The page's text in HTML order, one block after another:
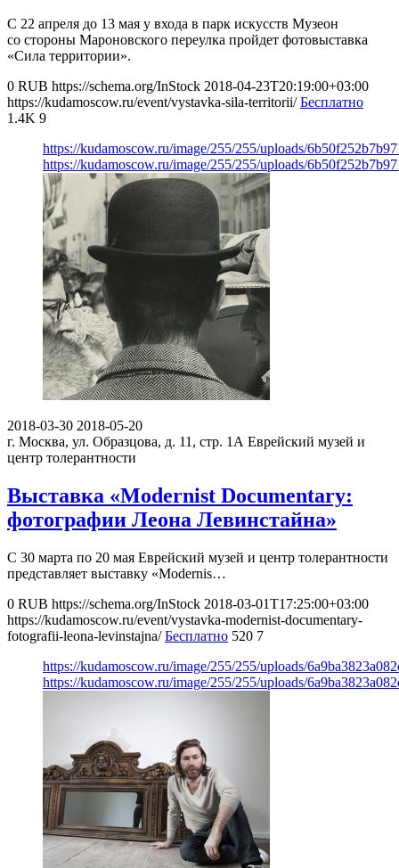
С 22 апреля до 13 мая у входа в парк искусств Музеон
со стороны Мароновского переулка пройдет фотовыставка
«Сила территории».
0 RUB https://schema.org/InStock 2018-04-23T20:19:00+03:00
https://kudamoscow.ru/event/vystavka-sila-territorii/ Бесплатно
1.4K 9
https://kudamoscow.ru/image/255/255/uploads/
https://kudamoscow.ru/image/255/255/uploads/
2018-03-30 2018-05-20
г. Москва, ул. Образцова, д. 11, стр. 1А Еврейский музей и
центр толерантности
Выставка «Modernist Documentary:
фотографии Леона Левинстайна»
С 30 марта по 20 мая Еврейский музей и центр толерантности
представляет выставку «Modernis…
0 RUB https://schema.org/InStock 2018-03-01T17:25:00+03:00
https://kudamoscow.ru/event/vystavka-modernist-documentary-
fotografii-leona-levinstajna/ Бесплатно 520 7
https://kudamoscow.ru/image/255/255/uploads/
https://kudamoscow.ru/image/255/255/uploads/